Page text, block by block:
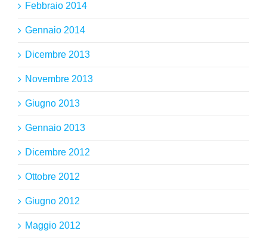
Febbraio 2014
Gennaio 2014
Dicembre 2013
Novembre 2013
Giugno 2013
Gennaio 2013
Dicembre 2012
Ottobre 2012
Giugno 2012
Maggio 2012